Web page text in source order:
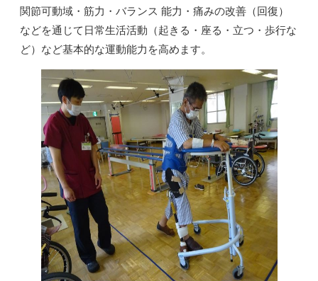
関節可動域・筋力・バランス 能力・痛みの改善（回復）
などを通じて日常生活活動（起きる・座る・立つ・歩行な
ど）など基本的な運動能力を高めます。